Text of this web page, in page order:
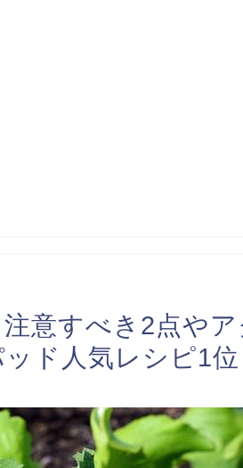
意すべき2点や
ド人気レシピ1位